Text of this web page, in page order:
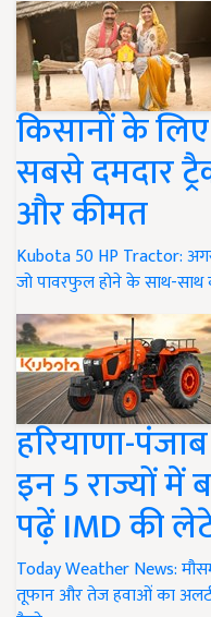
किसानों के
सबसे दमदार
और कीमत
Kubota 50 HP Tractor:
जो पावरफुल होने के साथ-साथ
हरियाणा-
इन 5 राज्यों में
पढ़ें IMD की
Today Weather News:
तूफान और तेज हवाओं का